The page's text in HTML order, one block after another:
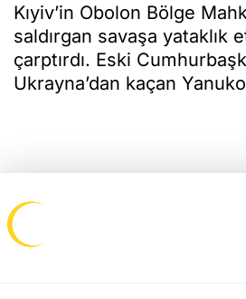
Kıyiv’in Obolon Bölge
saldırgan savaşa yataklık
çarptırdı. Eski
Ukrayna’dan kaçan